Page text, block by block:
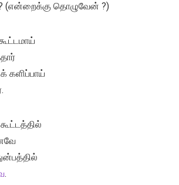
(என்றைக்கு தொழுவேன் ?)
களிப்பாய்
.